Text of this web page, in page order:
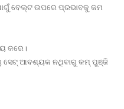
ବେଲ୍ଟ ଉପରେ ପ୍ରଭାବକୁ କମ
କରେ।
ସେଟ୍ ଆବଶ୍ୟକ ନଥିବାରୁ କମ୍ ପୁଞ୍ଜି